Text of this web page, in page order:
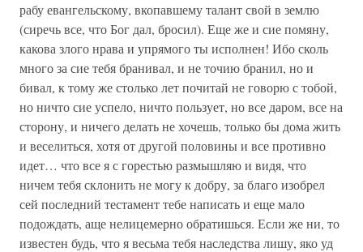
рабу евангельскому, вкопавшему талант свой в землю
(сиречь все, что Бог дал, бросил). Еще же и сие помяну,
какова злого нрава и упрямого ты исполнен! Ибо сколь
много за сие тебя бранивал, и не точию бранил, но и
бивал, к тому же столько лет почитай не говорю с тобой,
но ничто сие успело, ничто пользует, но все даром, все на
сторону, и ничего делать не хочешь, только бы дома жить
и веселиться, хотя от другой половины и все противно
идет… что все я с горестью размышляю и видя, что
ничем тебя склонить не могу к добру, за благо изобрел
сей последний тестамент тебе написать и еще мало
подождать, аще нелицемерно обратишься. Если же ни, то
известен будь, что я весьма тебя наследства лишу, яко уд